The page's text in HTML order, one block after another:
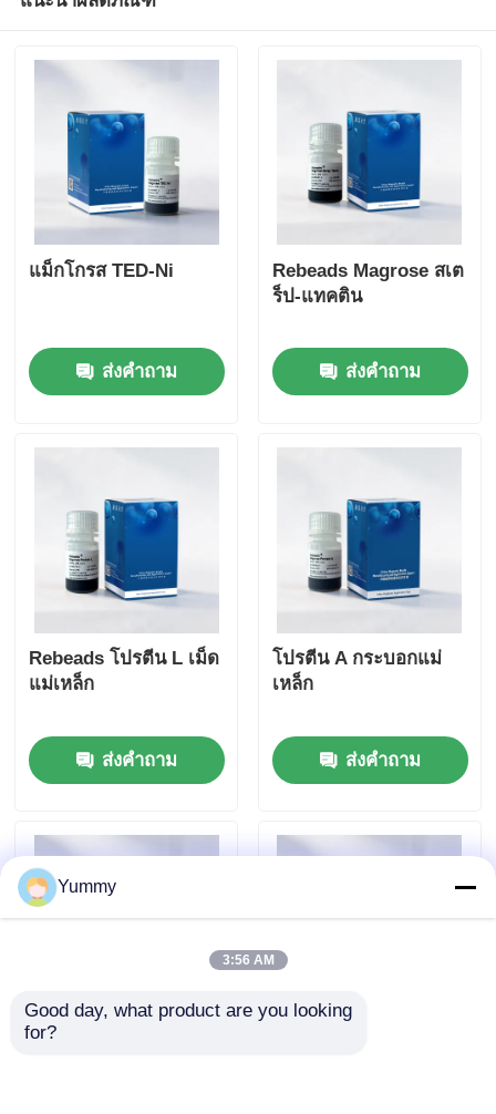
แม็กโกรส TED-Ni
ส่งคำถาม
Rebeads Magrose สเต
ร็ป-แทคติน
ส่งคำถาม
Rebeads โปรตีน L เม็ด
แม่เหล็ก
ส่งคำถาม
โปรตีน A กระบอกแม่
เหล็ก
ส่งคำถาม
Yummy
3:56 AM
Good day, what product are you looking
for?